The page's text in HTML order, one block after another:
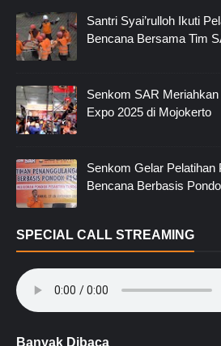
Santri Syai’rulloh Ikuti
Bencana Bersama Tim
Senkom SAR
Expo 2025 di Mojokerto
Senkom Gelar Pelatihan
Bencana Berbasis
SPECIAL CALL STREAMING
Banyak Dibaca